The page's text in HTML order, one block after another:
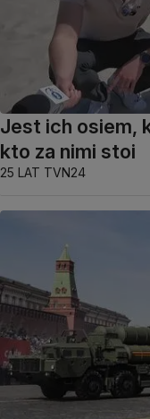
Jest ich osiem,
kto za nimi stoi
25 LAT TVN24